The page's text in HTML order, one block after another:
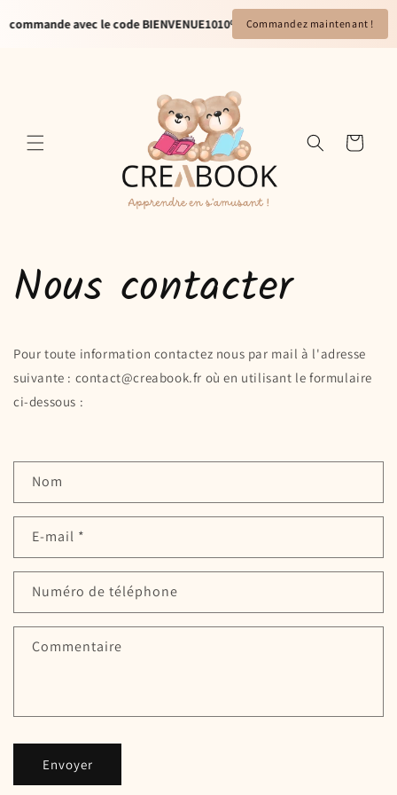
avec le code BIENVENUE1010% de réduction sur votre
Commandez maintenant !
passer
Panier
Nous contacter
Pour toute information contactez nous par mail à l'adresse
suivante : contact@creabook.fr où en utilisant le formulaire
ci-dessous :
F
o
r
m
u
l
a
e
d
Nom
E-mail *
Numéro de téléphone
Commentaire
Envoyer